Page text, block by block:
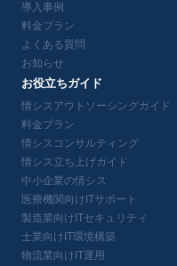
導入事例
料金プラン
よくある質問
お知らせ
お役立ちガイド
情シスアウトソーシングガイド
料金プラン
情シスコンサルティング
情シス立ち上げガイド
中小企業の情シス
医療機関向けITサポート
製造業向けITセキュリティ
士業向けIT環境構築
物流業向けIT運用